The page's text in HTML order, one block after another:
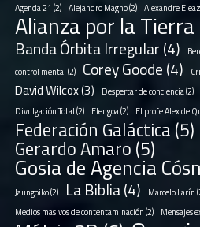
Agenda 21 (2) Alejandro Magno(2) Alexandre
Alianza por la Tierra
Banda Órbita Irregular (4)
control mental(2) Corey Goode (4)
David Wilcox(3) Despertar de conciencia(2)
Divulgación Total(2) Elengoa(2) El profe Alex de
Federación Galáctica (5)
Gerardo Amaro (5)
Gosia de Agencia
Jaungoiko(2) La Biblia(4) Marcelo Larín
Medios masivos de contentaminación(2) Mensajes